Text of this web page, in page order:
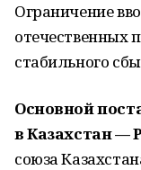
Ограничение
отечественных
стабильного
Основной
в Казахстан —
союза